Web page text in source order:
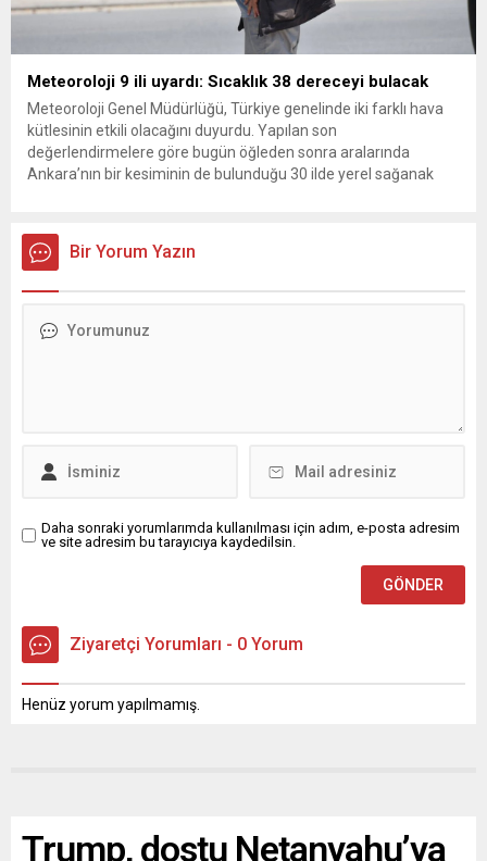
Meteoroloji 9 ili uyardı: Sıcaklık 38 dereceyi bulacak
Meteoroloji Genel Müdürlüğü, Türkiye genelinde iki farklı hava
kütlesinin etkili olacağını duyurdu. Yapılan son
değerlendirmelere göre bugün öğleden sonra aralarında
Ankara’nın bir kesiminin de bulunduğu 30 ilde yerel sağanak
üzerine çıkarak yaz değerlerine ulaşacak. Ayrıca...
Bir Yorum Yazın
Daha sonraki yorumlarımda kullanılması için adım, e-posta adresim
ve site adresim bu tarayıcıya kaydedilsin.
Ziyaretçi Yorumları - 0 Yorum
Henüz yorum yapılmamış.
Trump, dostu Netanyahu’ya